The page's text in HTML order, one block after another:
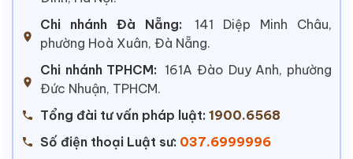
Chi nhánh Đà Nẵng:
141 Diệp Minh Châu,
phường Hoà Xuân, Đà Nẵng.
Chi nhánh TPHCM: 161A Đào Duy Anh, phường
Đức Nhuận, TPHCM.
Tổng đài tư vấn pháp luật: 1900.6568
Số điện thoại Luật sư: 037.6999996